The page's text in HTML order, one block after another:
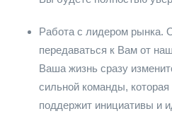
Работа с лидером рынка.
передаваться к Вам от
Ваша жизнь сразу
сильной команды,
поддержит инициативы и